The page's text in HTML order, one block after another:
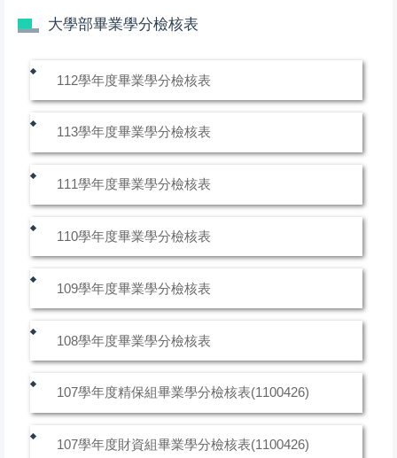
大學部畢業學分檢核表
112學年度畢業學分檢核表
113學年度畢業學分檢核表
111學年度畢業學分檢核表
110學年度畢業學分檢核表
109學年度畢業學分檢核表
108學年度畢業學分檢核表
107學年度精保組畢業學分檢核表(1100426)
107學年度財資組畢業學分檢核表(1100426)